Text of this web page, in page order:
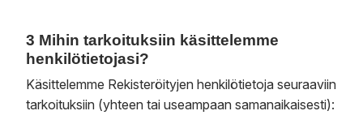
3 Mihin tarkoituksiin käsittelemme
henkilötietojasi?
Käsittelemme Rekisteröityjen henkilötietoja seuraaviin
tarkoituksiin (yhteen tai useampaan samanaikaisesti):